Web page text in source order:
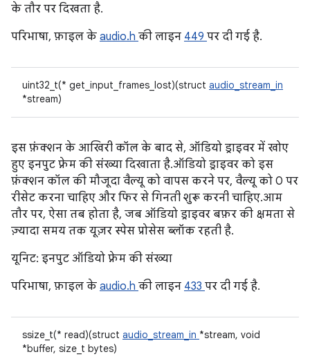
के तौर पर दिखता है.
परिभाषा, फ़ाइल के audio.h की लाइन 449 पर दी गई है.
uint32_t(* get_input_frames_lost)(struct audio_stream_in
*stream)
इस फ़ंक्शन के आखिरी कॉल के बाद से, ऑडियो ड्राइवर में खोए
हुए इनपुट फ़्रेम की संख्या दिखाता है. ऑडियो ड्राइवर को इस
फ़ंक्शन कॉल की मौजूदा वैल्यू को वापस करने पर, वैल्यू को 0 पर
रीसेट करना चाहिए और फिर से गिनती शुरू करनी चाहिए. आम
तौर पर, ऐसा तब होता है, जब ऑडियो ड्राइवर बफ़र की क्षमता से
ज़्यादा समय तक यूज़र स्पेस प्रोसेस ब्लॉक रहती है.
यूनिट: इनपुट ऑडियो फ़्रेम की संख्या
परिभाषा, फ़ाइल के audio.h की लाइन 433 पर दी गई है.
ssize_t(* read)(struct audio_stream_in *stream, void
*buffer, size_t bytes)